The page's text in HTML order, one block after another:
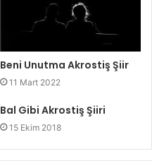
Beni Unutma Akrostiş Şiir
11 Mart 2022
Bal Gibi Akrostiş Şiiri
15 Ekim 2018